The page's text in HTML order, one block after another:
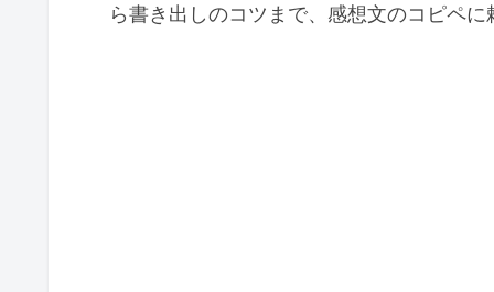
ら書き出しのコツまで、感想文のコピペ